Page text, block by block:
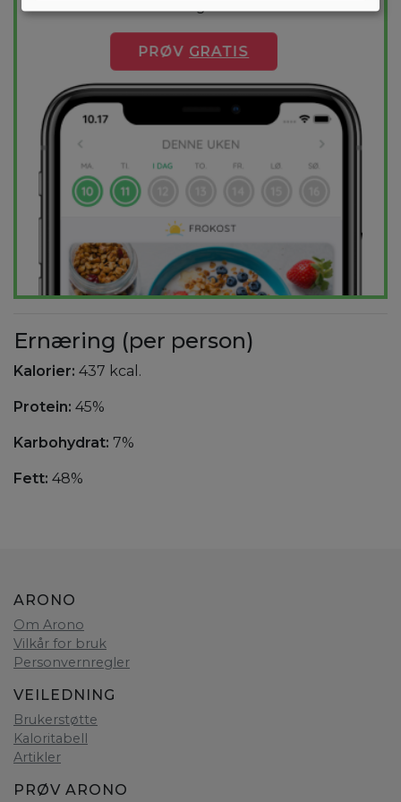
PRØV GRATIS
Ernæring (per person)
Kalorier: 437 kcal.
Protein: 45%
Karbohydrat: 7%
Fett: 48%
ARONO
Om Arono
Vilkår for bruk
Personvernregler
VEILEDNING
Brukerstøtte
Kaloritabell
Artikler
PRØV ARONO